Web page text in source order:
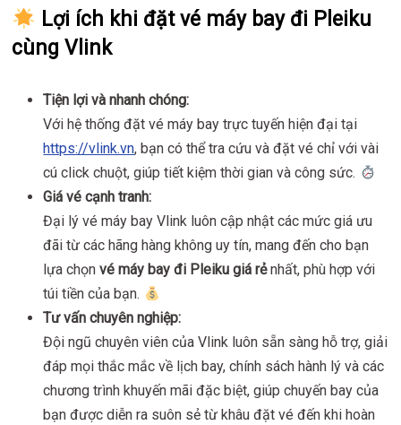
Lợi ích khi đặt vé máy bay đi Pleiku
cùng Vlink
Tiện lợi và nhanh chóng:
Với hệ thống đặt vé máy bay trực tuyến hiện đại tại
https://vlink.vn, bạn có thể tra cứu và đặt vé chỉ với vài
cú click chuột, giúp tiết kiệm thời gian và công sức.
Giá vé cạnh tranh:
Đại lý vé máy bay Vlink luôn cập nhật các mức giá ưu
đãi từ các hãng hàng không uy tín, mang đến cho bạn
lựa chọnvé máy bay đi Pleiku giá rẻnhất, phù hợp với
túi tiền của bạn.
Tư vấn chuyên nghiệp:
Đội ngũ chuyên viên của Vlink luôn sẵn sàng hỗ trợ, giải
đáp mọi thắc mắc về lịch bay, chính sách hành lý và các
chương trình khuyến mãi đặc biệt, giúp chuyến bay của
bạn được diễn ra suôn sẻ từ khâu đặt vé đến khi hoàn